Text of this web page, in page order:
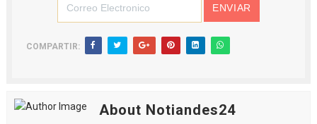
COMPARTIR:
About Notiandes24